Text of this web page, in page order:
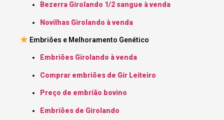
Bezerra Girolando 1/2 sangue à venda
Novilhas Girolando à venda
Embriões e Melhoramento Genético
Embriões Girolando à venda
Comprar embriões de Gir Leiteiro
Preço de embrião bovino
Embriões de Girolando